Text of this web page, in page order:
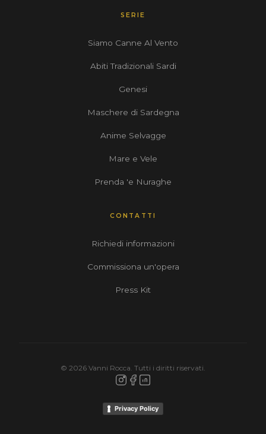
SERIE
Siamo Canne Al Vento
Abiti Tradizionali Sardi
Genesi
Maschere di Sardegna
Anime Selvagge
Mare e Vele
Prenda 'e Nuraghe
CONTATTI
Richiedi informazioni
Commissiona un'opera
Press Kit
© 2026 Vanni Rocca. Tutti i diritti riservati.
Privacy Policy